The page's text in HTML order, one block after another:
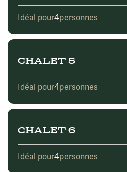
Idéal pour4personnes
CHALET 5
Idéal pour4personnes
CHALET 6
Idéal pour4personnes